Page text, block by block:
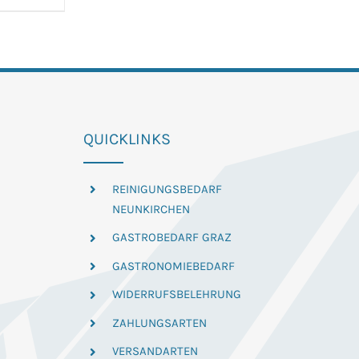
QUICKLINKS
REINIGUNGSBEDARF
NEUNKIRCHEN
GASTROBEDARF GRAZ
GASTRONOMIEBEDARF
WIDERRUFSBELEHRUNG
ZAHLUNGSARTEN
VERSANDARTEN